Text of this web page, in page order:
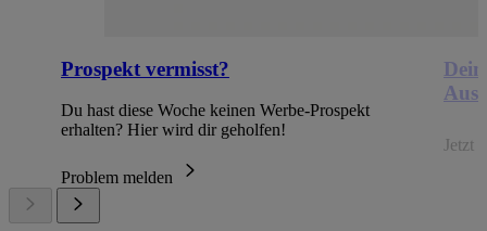
Prospekt vermisst?
Du hast diese Woche keinen Werbe-Prospekt
erhalten? Hier wird dir geholfen!
Problem melden
Jetzt